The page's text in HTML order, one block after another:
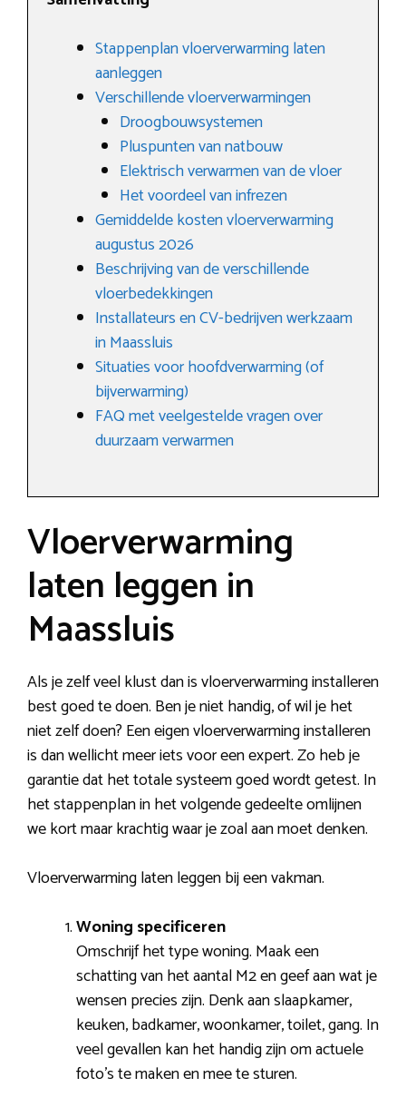
Stappenplan vloerverwarming laten
aanleggen
Verschillende vloerverwarmingen
Droogbouwsystemen
Pluspunten van natbouw
Elektrisch verwarmen van de vloer
Het voordeel van infrezen
Gemiddelde kosten vloerverwarming
augustus 2026
Beschrijving van de verschillende
vloerbedekkingen
Installateurs en CV-bedrijven werkzaam
in Maassluis
Situaties voor hoofdverwarming (of
bijverwarming)
FAQ met veelgestelde vragen over
duurzaam verwarmen
Vloerverwarming
laten leggen in
Maassluis
Als je zelf veel klust dan is vloerverwarming installeren
best goed te doen. Ben je niet handig, of wil je het
niet zelf doen? Een eigen vloerverwarming installeren
is dan wellicht meer iets voor een expert. Zo heb je
garantie dat het totale systeem goed wordt getest. In
het stappenplan in het volgende gedeelte omlijnen
we kort maar krachtig waar je zoal aan moet denken.
Vloerverwarming laten leggen bij een vakman.
Woning specificeren
Omschrijf het type woning. Maak een
schatting van het aantal M2 en geef aan wat je
wensen precies zijn. Denk aan slaapkamer,
keuken, badkamer, woonkamer, toilet, gang. In
veel gevallen kan het handig zijn om actuele
foto’s te maken en mee te sturen.